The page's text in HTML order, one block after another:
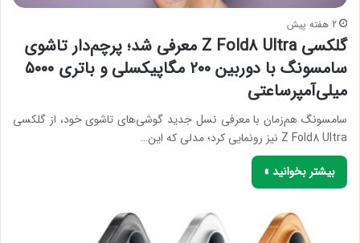
2 هفته پیش
گلکسی Z Fold8 Ultra معرفی شد؛ پرچم‌دار تاشوی
سامسونگ با دوربین ۲۰۰ مگاپیکسلی و باتری ۵۰۰۰
میلی‌آمپرساعتی
سامسونگ هم‌زمان با معرفی نسل جدید گوشی‌های تاشوی خود، از گلکسی
Z Fold8 Ultra نیز رونمایی کرد؛ مدلی که این…
بیشتر بخوانید »